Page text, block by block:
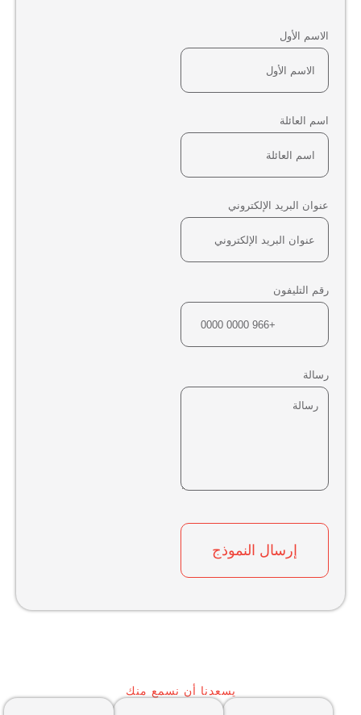
الاسم الأول
اسم العائلة
عنوان البريد الإلكتروني
رقم التليفون
رسالة
إرسال النموذج
يسعدنا أن نسمع منك